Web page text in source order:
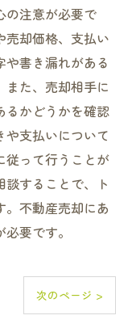
の注意が必要で
売却価格、支払い
書き漏れがある
また、売却相手に
るかどうかを確認
支払いについて
従って行うことが
することで、ト
。不動産売却にあ
要です。
次のページ >